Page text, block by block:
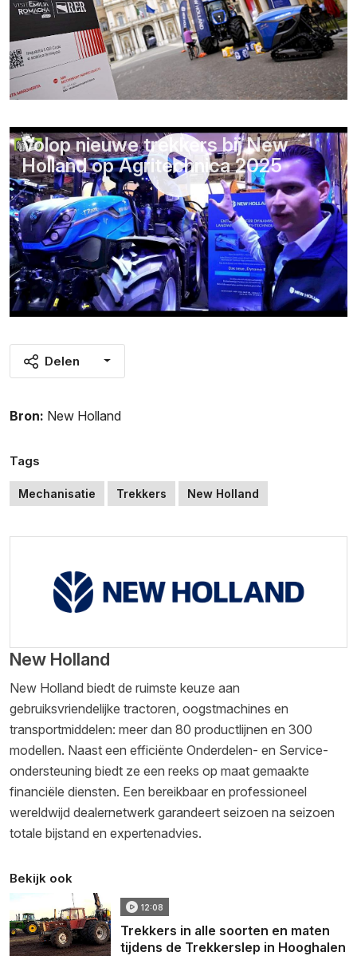
Volop nieuwe trekkers bij New
Holland op Agritechnica 2025
Delen
Bron: New Holland
Tags
Mechanisatie Trekkers New Holland
New Holland
New Holland biedt de ruimste keuze aan
gebruiksvriendelijke tractoren, oogstmachines en
transportmiddelen: meer dan 80 productlijnen en 300
modellen. Naast een efficiënte Onderdelen- en Service-
ondersteuning biedt ze een reeks op maat gemaakte
financiële diensten. Een bereikbaar en professioneel
wereldwijd dealernetwerk garandeert seizoen na seizoen
totale bijstand en expertenadvies.
Bekijk ook
12:08
Trekkers in alle soorten en maten
tijdens de Trekkerslep in Hooghalen